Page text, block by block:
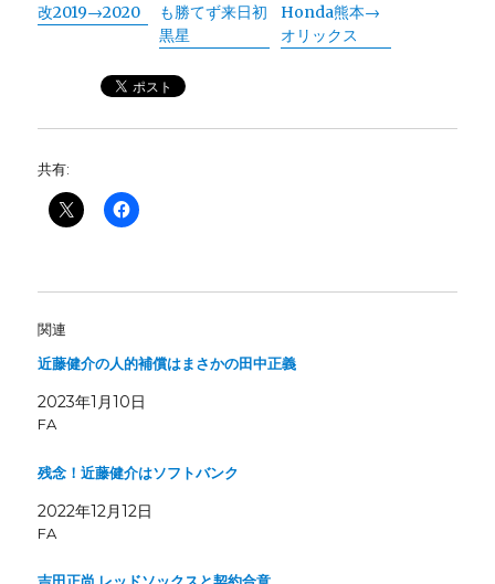
改2019→2020
も勝てず来日初
黒星
Honda熊本→
オリックス
共有:
関連
近藤健介の人的補償はまさかの田中正義
2023年1月10日
FA
残念！近藤健介はソフトバンク
2022年12月12日
FA